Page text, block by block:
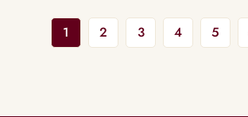
1 2 3 4 5